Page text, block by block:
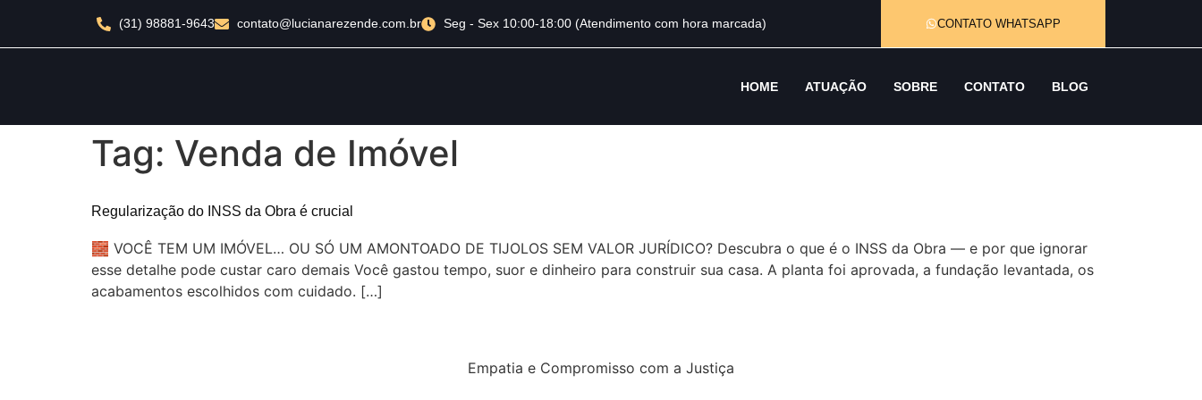
CONTATO WHATSAPP
(31) 98881-9643 contato@lucianarezende.com.br Seg - Sex 10:00-18:00 (Atendimento com hora marcada)
HOME ATUAÇÃO SOBRE CONTATO BLOG
Tag: Venda de Imóvel
Regularização do INSS da Obra é crucial
🧱 VOCÊ TEM UM IMÓVEL… OU SÓ UM AMONTOADO DE TIJOLOS SEM VALOR JURÍDICO? Descubra o que é o INSS da Obra — e por que ignorar
esse detalhe pode custar caro demais Você gastou tempo, suor e dinheiro para construir sua casa. A planta foi aprovada, a fundação levantada, os
acabamentos escolhidos com cuidado. […]
Empatia e Compromisso com a Justiça